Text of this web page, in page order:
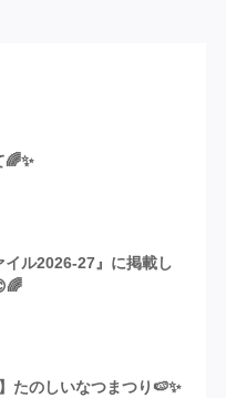
イル2026-27』に掲載し
たのしいなつまつり🍉✨